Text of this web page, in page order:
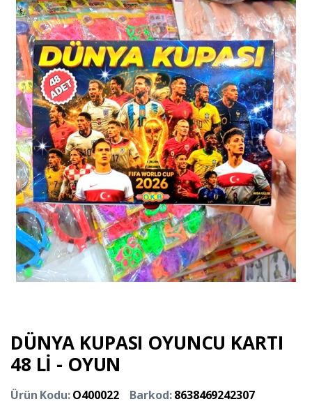
DÜNYA KUPASI OYUNCU KARTI
48 Lİ - OYUN
Ürün Kodu:O400022 Barkod:8638469242307